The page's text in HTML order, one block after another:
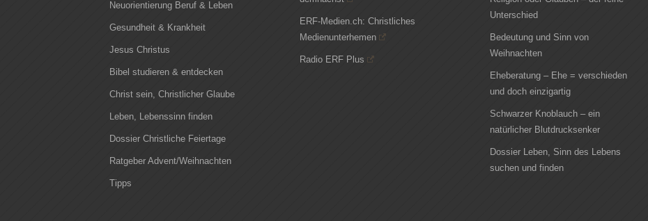
Neuorientierung Beruf & Leben
Gesundheit & Krankheit
Jesus Christus
Bibel studieren & entdecken
Christ sein, Christlicher Glaube
Leben, Lebenssinn finden
Dossier Christliche Feiertage
Ratgeber Advent/Weihnachten
Tipps
ERF-Medien.ch: Christliches
Medienunterhemen
Radio ERF Plus
Unterschied
Bedeutung und Sinn von
Weihnachten
Eheberatung – Ehe = verschieden
und doch einzigartig
Schwarzer Knoblauch – ein
natürlicher Blutdrucksenker
Dossier Leben, Sinn des Lebens
suchen und finden